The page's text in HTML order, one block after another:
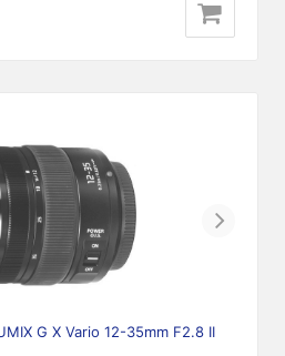
Next
G X Vario 12-35mm F2.8 II